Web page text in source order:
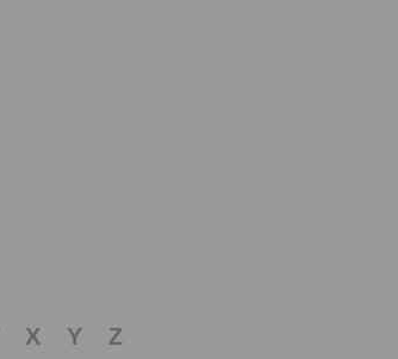
X Y
Z